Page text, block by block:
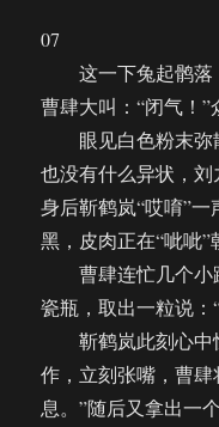
07
这一下兔起鹘落
曹肆大叫：“闭气！”
眼见白色粉末弥
也没有什么异状，
身后靳鹤岚“哎唷”
黑，皮肉正在“呲呲”
曹肆连忙几个小
瓷瓶，取出一粒说：
靳鹤岚此刻心中
作，立刻张嘴，曹
息。”随后又拿出一